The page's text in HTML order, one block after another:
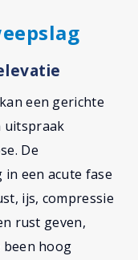
een gerichte
uitspraak
De
in een acute fase
ijs, compressie
rust geven,
been hoog